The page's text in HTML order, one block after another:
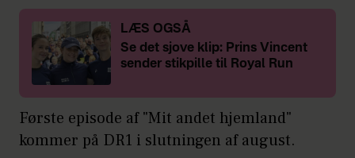
LÆS OGSÅ
Se det sjove klip: Prins Vincent
sender stikpille til Royal Run
Første episode af "Mit andet hjemland"
kommer på DR1 i slutningen af august.